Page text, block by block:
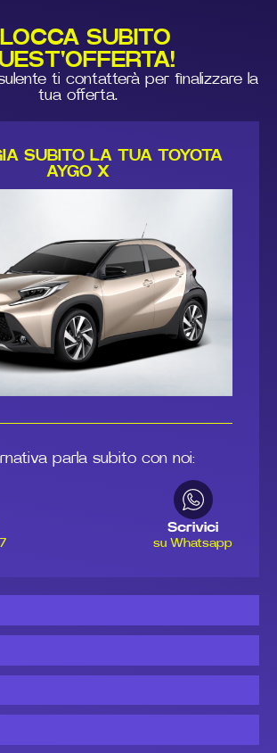
SUBITO
ti contatterà per finalizzare la
tua offerta.
SUBITO LA TUA TOYOTA
AYGO X
parla subito con noi:
Scrivici
su Whatsapp